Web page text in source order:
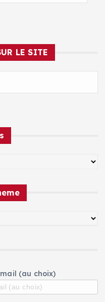
LE SITE
(au choix)